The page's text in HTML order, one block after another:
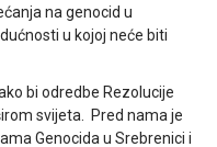
na genocid u
u kojoj neće biti
bi odredbe Rezolucije
svijeta. Pred nama je
Genocida u Srebrenici i